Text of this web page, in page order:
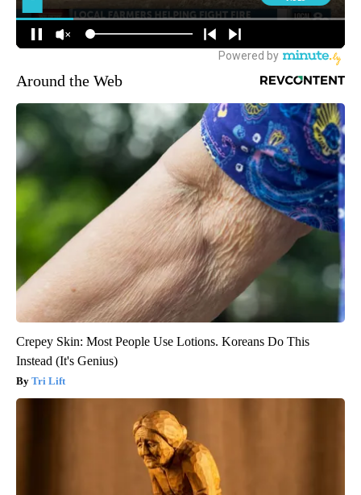
Around the Web
Crepey Skin: Most People Use Lotions. Koreans Do This
Instead (It's Genius)
Tri Lift